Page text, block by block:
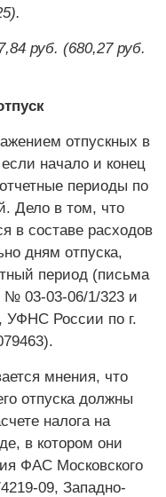
руб. (680,27 руб.
отпускных в
начало и конец
периоды по
Дело в том, что
в составе расходов
дням отпуска,
период (письма
№ 03-03-06/1/323 и
УФНС России по г.
мнения, что
отпуска должны
налога на
в котором они
ФАС Московского
09, Западно-